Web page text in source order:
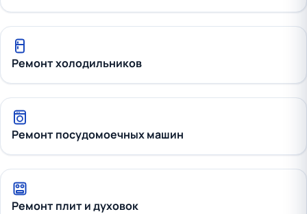
Ремонт холодильников
Ремонт посудомоечных машин
Ремонт плит и духовок